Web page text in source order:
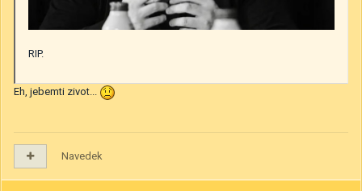
RIP.
Eh, jebemti zivot...
Navedek